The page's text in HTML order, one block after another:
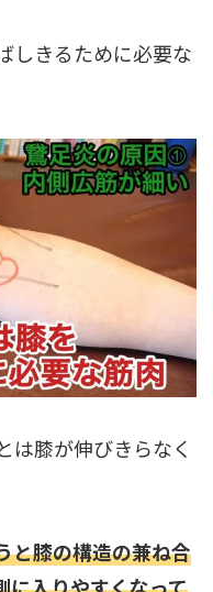
しきるために必要な
は膝が伸びきらなく
と膝の構造の兼ね合